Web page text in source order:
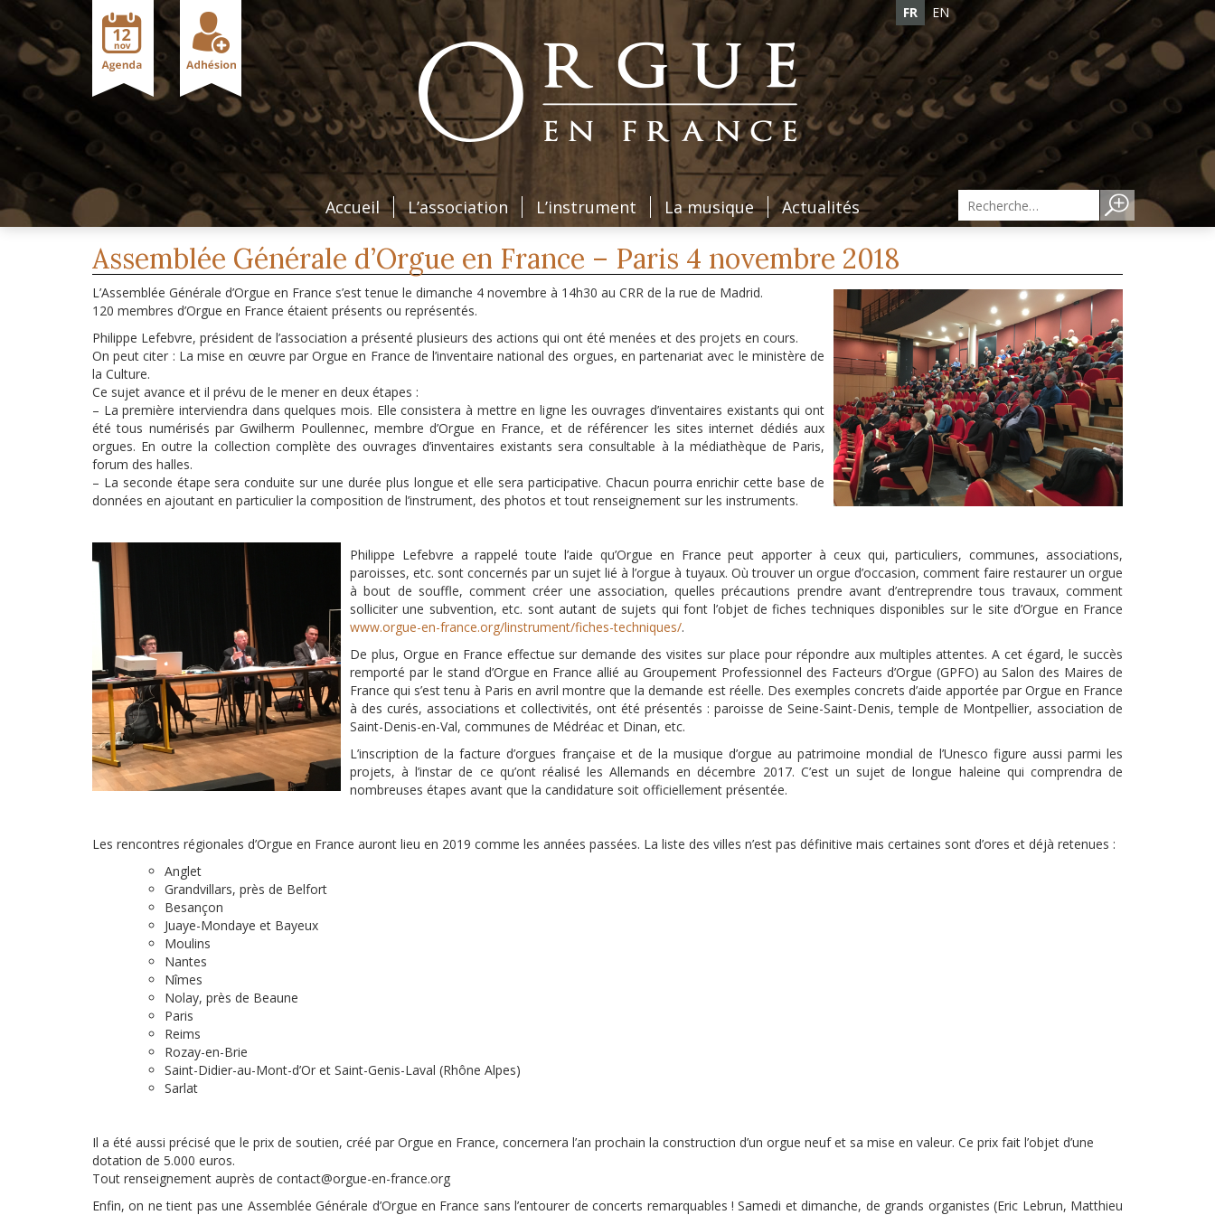
FR EN
Accueil L’association L’instrument La musique Actualités
Assemblée Générale d’Orgue en France – Paris 4 novembre 2018
L’Assemblée Générale d’Orgue en France s’est tenue le dimanche 4 novembre à 14h30 au CRR de la rue de Madrid.
120 membres d’Orgue en France étaient présents ou représentés.
Philippe Lefebvre, président de l’association a présenté plusieurs des actions qui ont été menées et des projets en cours.
On peut citer : La mise en œuvre par Orgue en France de l’inventaire national des orgues, en partenariat avec le ministère de
la Culture.
Ce sujet avance et il prévu de le mener en deux étapes :
– La première interviendra dans quelques mois. Elle consistera à mettre en ligne les ouvrages d’inventaires existants qui ont
été tous numérisés par Gwilherm Poullennec, membre d’Orgue en France, et de référencer les sites internet dédiés aux
orgues. En outre la collection complète des ouvrages d’inventaires existants sera consultable à la médiathèque de Paris,
forum des halles.
– La seconde étape sera conduite sur une durée plus longue et elle sera participative. Chacun pourra enrichir cette base de
données en ajoutant en particulier la composition de l’instrument, des photos et tout renseignement sur les instruments.
Philippe Lefebvre a rappelé toute l’aide qu’Orgue en France peut apporter à ceux qui, particuliers, communes, associations,
paroisses, etc. sont concernés par un sujet lié à l’orgue à tuyaux. Où trouver un orgue d’occasion, comment faire restaurer un orgue
à bout de souffle, comment créer une association, quelles précautions prendre avant d’entreprendre tous travaux, comment
solliciter une subvention, etc. sont autant de sujets qui font l’objet de fiches techniques disponibles sur le site d’Orgue en France
www.orgue-en-france.org/linstrument/fiches-techniques/.
De plus, Orgue en France effectue sur demande des visites sur place pour répondre aux multiples attentes. A cet égard, le succès
remporté par le stand d’Orgue en France allié au Groupement Professionnel des Facteurs d’Orgue (GPFO) au Salon des Maires de
France qui s’est tenu à Paris en avril montre que la demande est réelle. Des exemples concrets d’aide apportée par Orgue en France
à des curés, associations et collectivités, ont été présentés : paroisse de Seine-Saint-Denis, temple de Montpellier, association de
Saint-Denis-en-Val, communes de Médréac et Dinan, etc.
L’inscription de la facture d’orgues française et de la musique d’orgue au patrimoine mondial de l’Unesco figure aussi parmi les
projets, à l’instar de ce qu’ont réalisé les Allemands en décembre 2017. C’est un sujet de longue haleine qui comprendra de
nombreuses étapes avant que la candidature soit officiellement présentée.
Les rencontres régionales d’Orgue en France auront lieu en 2019 comme les années passées. La liste des villes n’est pas définitive mais certaines sont d’ores et déjà retenues :
Anglet
Grandvillars, près de Belfort
Besançon
Juaye-Mondaye et Bayeux
Moulins
Nantes
Nîmes
Nolay, près de Beaune
Paris
Reims
Rozay-en-Brie
Saint-Didier-au-Mont-d’Or et Saint-Genis-Laval (Rhône Alpes)
Sarlat
Il a été aussi précisé que le prix de soutien, créé par Orgue en France, concernera l’an prochain la construction d’un orgue neuf et sa mise en valeur. Ce prix fait l’objet d’une
dotation de 5.000 euros.
Tout renseignement auprès de contact@orgue-en-france.org
Enfin, on ne tient pas une Assemblée Générale d’Orgue en France sans l’entourer de concerts remarquables ! Samedi et dimanche, de grands organistes (Eric Lebrun, Matthieu